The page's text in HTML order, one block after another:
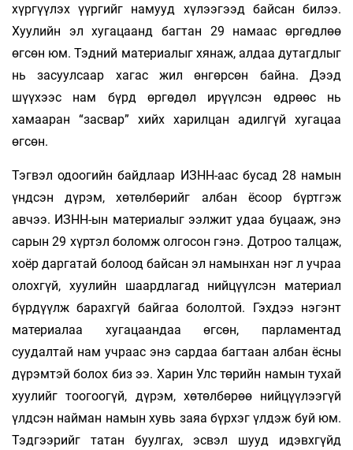
хүргүүлэх үүргийг намууд хүлээгээд байсан билээ.
Хуулийн эл хугацаанд багтан 29 намаас өргөдлөө
өгсөн юм. Тэдний материалыг хянаж, алдаа дутагдлыг
нь засуулсаар хагас жил өнгөрсөн байна. Дээд
шүүхээс нам бүрд өргөдөл ирүүлсэн өдрөөс нь
хамааран “засвар” хийх харилцан адилгүй хугацаа
өгсөн.
Тэгвэл одоогийн байдлаар ИЗНН-аас бусад 28 намын
үндсэн дүрэм, хөтөлбөрийг албан ёсоор бүртгэж
авчээ. ИЗНН-ын материалыг ээлжит удаа буцааж, энэ
сарын 29 хүртэл боломж олгосон гэнэ. Дотроо талцаж,
хоёр даргатай болоод байсан эл намынхан нэг л учраа
олохгүй, хуулийн шаардлагад нийцүүлсэн материал
бүрдүүлж барахгүй байгаа бололтой. Гэхдээ нэгэнт
материалаа хугацаандаа өгсөн, парламентад
суудалтай нам учраас энэ сардаа багтаан албан ёсны
дүрэмтэй болох биз ээ. Харин Улс төрийн намын тухай
хуулийг тоогоогүй, дүрэм, хөтөлбөрөө нийцүүлээгүй
үлдсэн найман намын хувь заяа бүрхэг үлдэж буй юм.
Тэдгээрийг татан буулгах, эсвэл шууд идэвхгүйд